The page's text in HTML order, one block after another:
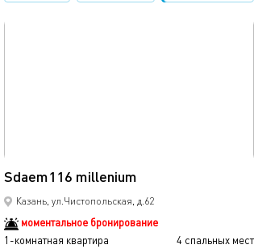
Sdaem116 millenium
Казань, ул.Чистопольская, д.62
моментальное бронирование
1-комнатная квартира
4 спальных мест